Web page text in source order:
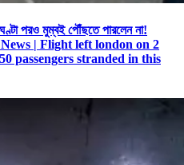
পরও মুম্বই পৌঁছতে পারলেন না!
News | Flight left london on 2
passengers stranded in this